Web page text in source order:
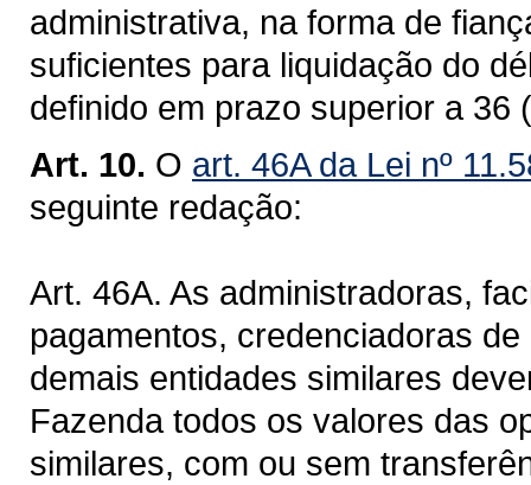
administrativa, na forma de
suficientes para liquidação do
definido em prazo superior a 36
Art. 10. O art. 46A da Lei nº
seguinte redação:
Art. 46A. As administradoras,
pagamentos, credenciadoras
demais entidades similares
Fazenda todos os valores das
similares, com ou sem